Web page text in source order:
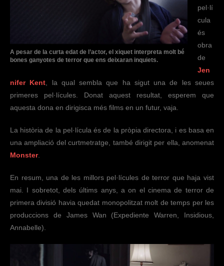
A pesar de la curta edat de l’actor, el xiquet interpreta molt bé
bones ganyotes de terror que ens deixaran inquiets.
pel·lí
cula
és
obra
de
Jen
nifer Kent, la qual sembla que ha sigut una de les seues
primeres pel·lícules. Donat aquest resultat, esperem que
aquesta dona en dirigisca més films en un futur, vaja.
La història de la pel·lícula és de la pròpia directora, i es basa en
una ampliació del curtmetratge, també dirigit per ella, anomenat
Monster.
En resum, una de les millors pel·lícules de terror que haja vist
mai. I sobretot, dels últims anys, a on el cinema de terror de
primera divisió havia quedat monopolitzat molt de temps per les
produccions de James Wan (Expediente Warren, Insidious,
Annabelle).